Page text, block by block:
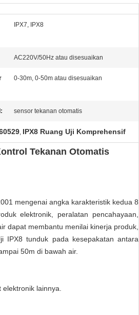
IPX7, IPX8
AC220V/50Hz atau disesuaikan
0-30m, 0-50m atau disesuaikan
sensor tekanan otomatis
, IPX8 Ruang Uji Komprehensif
Tekanan Otomatis
mengenai angka karakteristik kedua 8
elektronik, peralatan pencahayaan,
dapat membantu menilai kinerja produk,
IPX8 tunduk pada kesepakatan antara
50m di bawah air.
lainnya.